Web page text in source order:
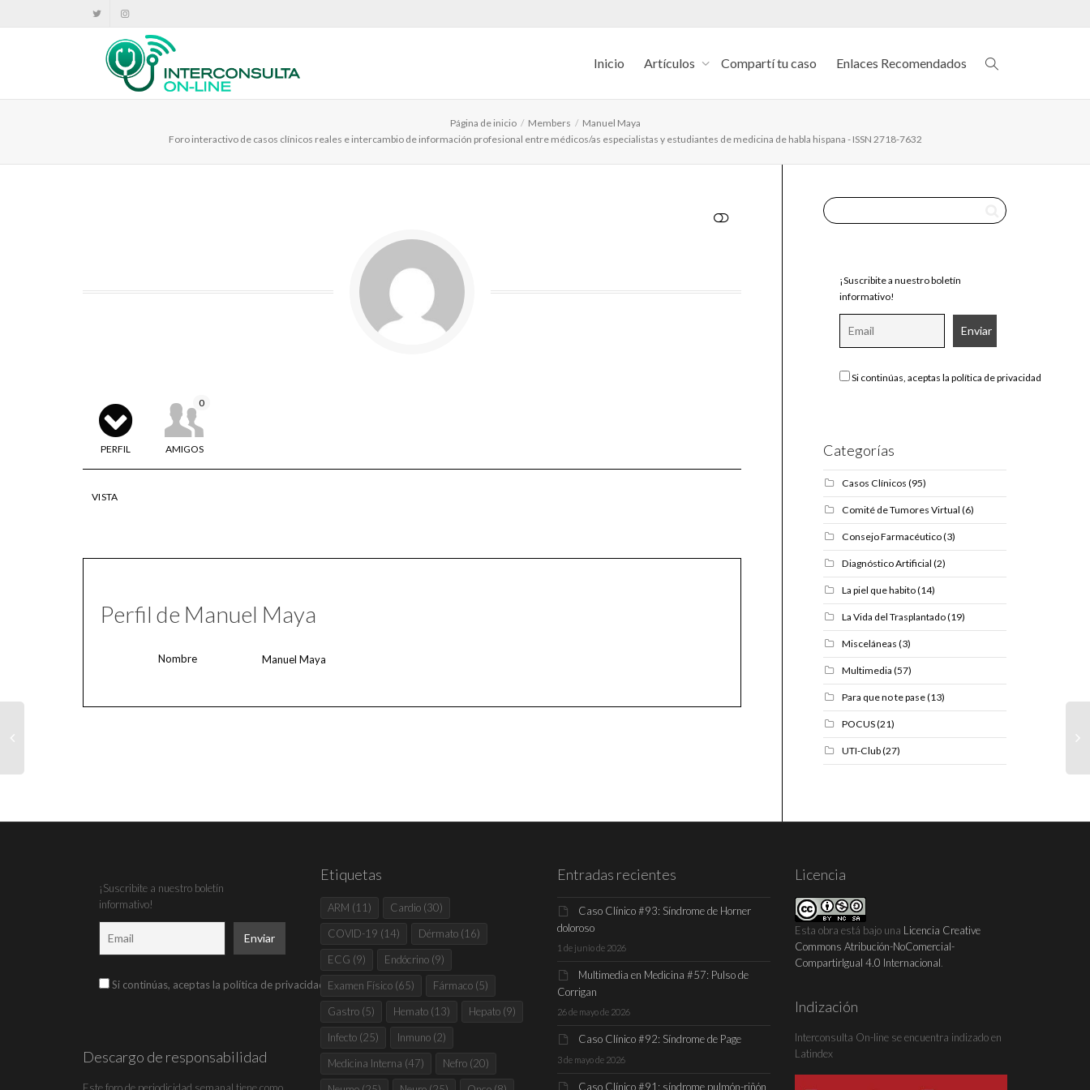
Inicio Artículos Compartí tu caso Enlaces Recomendados
Página de inicio Members
Manuel Maya
Foro interactivo de casos clínicos reales e intercambio de información profesional entre médicos/as especialistas y estudiantes de medicina de habla hispana - ISSN 2718-7632
PERFIL AMIGOS
0
VISTA
Perfil de Manuel Maya
Nombre Manuel Maya
¡Suscribite a nuestro boletín
informativo!
Si continúas, aceptas la política de privacidad
Categorías
Casos Clínicos (95)
Comité de Tumores Virtual (6)
Consejo Farmacéutico(3)
Diagnóstico Artificial (2)
La piel que habito(14)
La Vida del Trasplantado(19)
Misceláneas (3)
Multimedia (57)
Para que no te pase(13)
POCUS(21)
UTI-Club(27)
¡Suscribite a nuestro boletín
informativo!
Si continúas, aceptas la política de privacidad
Descargo de responsabilidad
Este foro de periodicidad semanal tiene como
Etiquetas
ARM (11) Cardio(30)
COVID-19 (14) Dérmato(16)
ECG (9) Endócrino(9)
Examen Físico(65) Fármaco(5)
Gastro(5) Hemato(13) Hepato(9)
Infecto(25) Inmuno(2)
Medicina Interna (47) Nefro(20)
Entradas recientes
Caso Clínico #93: Síndrome de Horner
doloroso
1 de junio de 2026
Multimedia en Medicina #57: Pulso de
Corrigan
26 de mayo de 2026
Caso Clínico #92: Síndrome de Page
3 de mayo de 2026
Caso Clínico #91: síndrome pulmón-riñón
Licencia
Esta obra está bajo una Licencia Creative
Commons Atribución-NoComercial-
CompartirIgual 4.0 Internacional
Indización
Interconsulta On-line se encuentra indizado en
Latindex